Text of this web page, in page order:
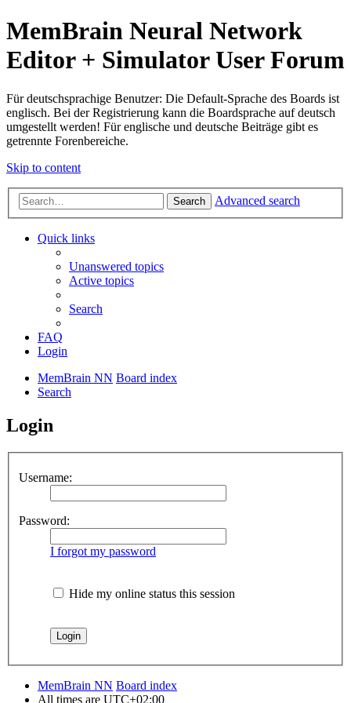
MemBrain Neural Network
Editor + Simulator User Forum
Für deutschsprachige Benutzer: Die Default-Sprache des Boards ist
englisch. Bei der Registrierung kann die Boardsprache auf deutsch
umgestellt werden! Für englische und deutsche Beiträge gibt es
getrennte Forenbereiche.
Skip to content
Search Advanced search
Quick links
Unanswered topics
Active topics
Search
FAQ
Login
MemBrain NN Board index
Search
Login
Username:
Password:
I forgot my password
Hide my online status this session
MemBrain NN Board index
All times are UTC+02:00